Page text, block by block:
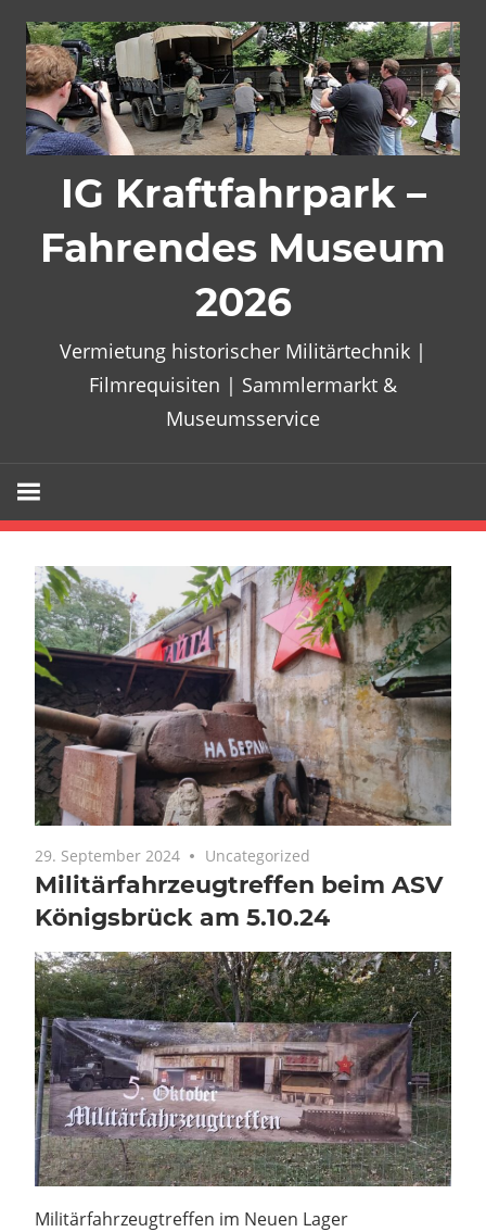
Inhalt
springen
IG Kraftfahrpark –
Fahrendes Museum
2026
Vermietung historischer Militärtechnik |
Filmrequisiten | Sammlermarkt &
Museumsservice
29. September 2024 Keine Kommentare
Uncategorized
Militärfahrzeugtreffen beim ASV
Königsbrück am 5.10.24
Militärfahrzeugtreffen im Neuen Lager